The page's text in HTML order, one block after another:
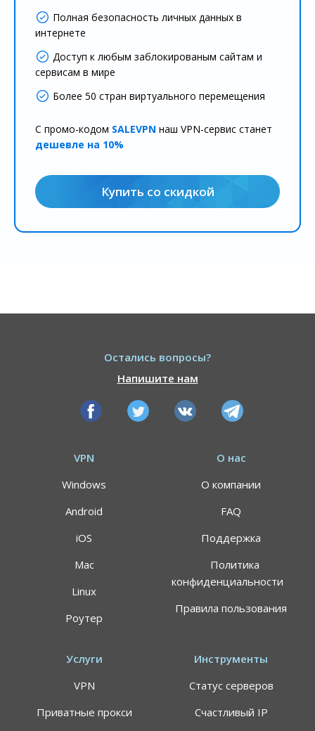
Полная безопасность личных данных в
интернете
Доступ к любым заблокированым сайтам и
сервисам в мире
Более 50 стран виртуального перемещения
С промо-кодом SALEVPN наш VPN-сервис станет
дешевле на 10%
Купить со скидкой
Остались вопросы?
Напишите нам
VPN
Windows
Android
iOS
Mac
Linux
Роутер
О нас
О компании
FAQ
Поддержка
Политика
конфиденциальности
Правила пользования
Услуги
VPN
Приватные прокси
Инструменты
Статус серверов
Счастливый IP